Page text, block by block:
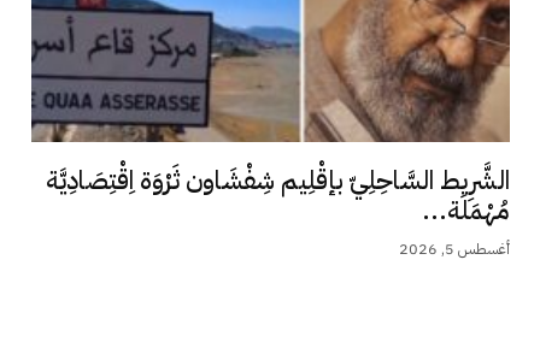
الشَّرِيط السَّاحِلِيّ بإقْلِيم شِفْشَاون ثَرْوَة اِقْتِصَادِيَّة
مُهْمَلَة...
أغسطس 5, 2026